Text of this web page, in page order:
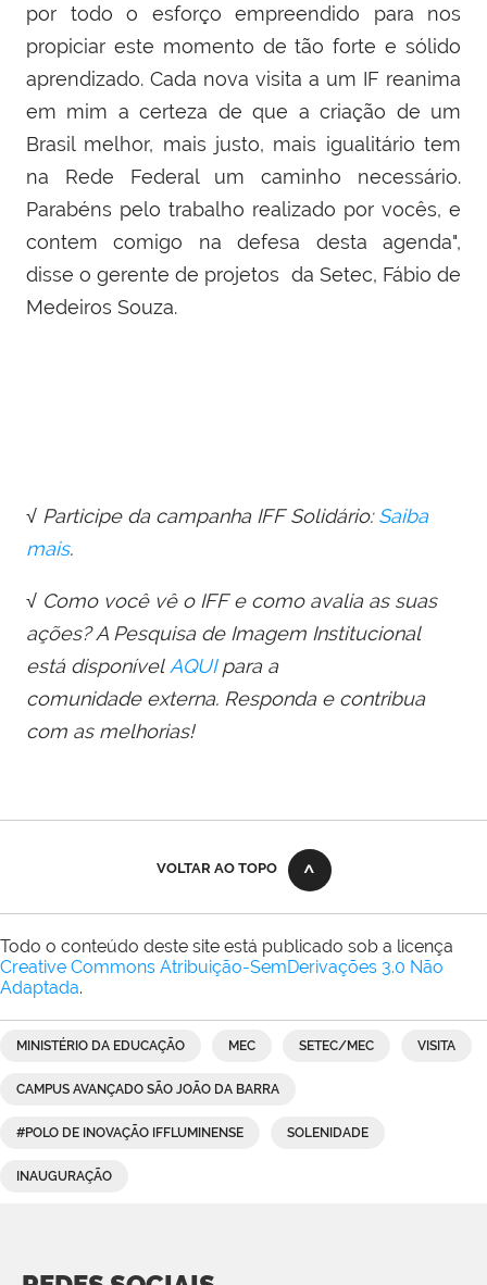
por todo o esforço empreendido para nos
propiciar este momento de tão forte e sólido
aprendizado. Cada nova visita a um IF reanima
em mim a certeza de que a criação de um
Brasil melhor, mais justo, mais igualitário tem
na Rede Federal um caminho necessário.
Parabéns pelo trabalho realizado por vocês, e
contem comigo na defesa desta agenda",
disseo gerente de projetos da Setec, Fábio de
Medeiros Souza.
√ Participe da campanha IFF Solidário:Saiba
mais.
√ Como você vê o IFF e como avalia as suas
ações? A Pesquisa deImagem Institucional
está disponível AQUIpara a
comunidadeexterna. Responda e contribua
com as melhorias!
VOLTAR AO TOPO
Todo o conteúdo deste site está publicado sob a licença
Creative Commons Atribuição-SemDerivações 3.0 Não
Adaptada.
MINISTÉRIO DA EDUCAÇÃO MEC SETEC/MEC VISITA
CAMPUS AVANÇADO SÃO JOÃO DA BARRA
#POLO DE INOVAÇÃO IFFLUMINENSE SOLENIDADE
INAUGURAÇÃO